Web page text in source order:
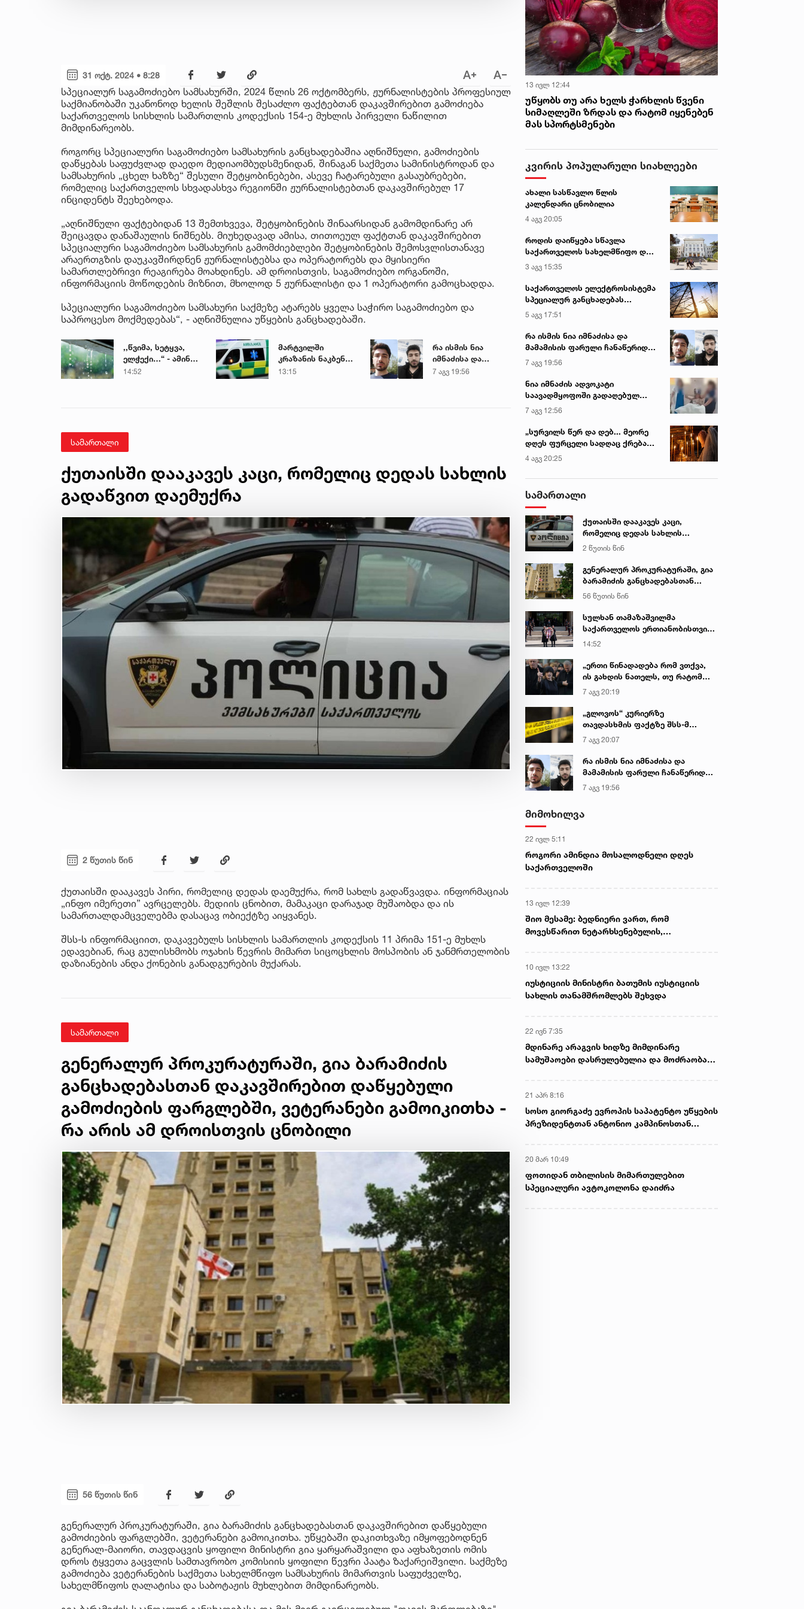
31 ოქტ. 2024 • 8:28
სპეციალურ საგამოძიებო სამსახურში, 2024 წლის 26 ოქტომბერს, ჟურნალისტების პროფესიულ
საქმიანობაში უკანონოდ ხელის შეშლის შესაძლო ფაქტებთან დაკავშირებით გამოძიება
საქართველოს სისხლის სამართლის კოდექსის 154-ე მუხლის პირველი ნაწილით
მიმდინარეობს.
როგორც სპეციალური საგამოძიებო სამსახურის განცხადებაშია აღნიშნული, გამოძიების
დაწყებას საფუძვლად დაედო მედიაომბუდსმენიდან, შინაგან საქმეთა სამინისტროდან და
სამსახურის „ცხელ ხაზზე“ შესული შეტყობინებები, ასევე ჩატარებული გასაუბრებები,
რომელიც საქართველოს სხვადასხვა რეგიონში ჟურნალისტებთან დაკავშირებულ 17
ინციდენტს შეეხებოდა.
„აღნიშნული ფაქტებიდან 13 შემთხვევა, შეტყობინების შინაარსიდან გამომდინარე არ
შეიცავდა დანაშაულის ნიშნებს. მიუხედავად ამისა, თითოეულ ფაქტთან დაკავშირებით
სპეციალური საგამოძიებო სამსახურის გამომძიებლები შეტყობინების შემოსვლისთანავე
არაერთგზის დაუკავშირდნენ ჟურნალისტებსა და ოპერატორებს და მყისიერი
სამართლებრივი რეაგირება მოახდინეს. ამ დროისთვის, საგამოძიებო ორგანოში,
ინფორმაციის მოწოდების მიზნით, მხოლოდ 5 ჟურნალისტი და 1 ოპერატორი გამოცხადდა.
სპეციალური საგამოძიებო სამსახური საქმეზე ატარებს ყველა საჭირო საგამოძიებო და
საპროცესო მოქმედებას“, - აღნიშნულია უწყების განცხადებაში.
,,წვიმა, სეტყვა,
ელჭექი…“ - ამინდი
უარესდება
14:52
მარტვილში
კრაზანის ნაკბენით
მძიმე
13:15
რა ისმის ნია
იმნაძისა და
მამამისის ფარული
7 აგვ 19:56
სამართალი
ქუთაისში დააკავეს კაცი, რომელიც დედას სახლის
გადაწვით დაემუქრა
2 წუთის წინ
ქუთაისში დააკავეს პირი, რომელიც დედას დაემუქრა, რომ სახლს გადაწვავდა. ინფორმაციას
„ინფო იმერეთი” ავრცელებს. მედიის ცნობით, მამაკაცი დარაჯად მუშაობდა და ის
სამართალდამცველებმა დასაცავ ობიექტზე აიყვანეს.
შსს-ს ინფორმაციით, დაკავებულს სისხლის სამართლის კოდექსის 11 პრიმა 151-ე მუხლს
ედავებიან, რაც გულისხმობს ოჯახის წევრის მიმართ სიცოცხლის მოსპობის ან ჯანმრთელობის
დაზიანების ანდა ქონების განადგურების მუქარას.
სამართალი
გენერალურ პროკურატურაში, გია ბარამიძის
განცხადებასთან დაკავშირებით დაწყებული
გამოძიების ფარგლებში, ვეტერანები გამოიკითხა -
რა არის ამ დროისთვის ცნობილი
56 წუთის წინ
გენერალურ პროკურატურაში, გია ბარამიძის განცხადებასთან დაკავშირებით დაწყებული
გამოძიების ფარგლებში, ვეტერანები გამოიკითხა. უწყებაში დაკითხვაზე იმყოფებოდნენ
გენერალ-მაიორი, თავდაცვის ყოფილი მინისტრი გია ყარყარაშვილი და აფხაზეთის ომის
დროს ტყვეთა გაცვლის სამთავრობო კომისიის ყოფილი წევრი პაატა ზაქარეიშვილი. საქმეზე
გამოძიება ვეტერანების საქმეთა სახელმწიფო სამსახურის მიმართვის საფუძველზე,
სახელმწიფოს ღალატისა და საბოტაჟის მუხლებით მიმდინარეობს.
13 ივლ 12:44
უწყობს თუ არა ხელს ჭარხლის წვენი
სიმაღლეში ზრდას და რატომ იყენებენ
მას სპორტსმენები
კვირის პოპულარული სიახლეები
ახალი სასწავლო წლის
კალენდარი ცნობილია
4 აგვ 20:05
როდის დაიწყება სწავლა
საქართველოს სახელმწიფო და
კერძო უნივერსიტეტებში
3 აგვ 15:35
საქართველოს ელექტროსისტემა
სპეციალურ განცხადებას
ავრცელებს
5 აგვ 17:51
რა ისმის ნია იმნაძისა და
მამამისის ფარული ჩანაწერიდან
- გიგა ავალიანის მკვლელობის
საქმე
7 აგვ 19:56
ნია იმნაძის ადვოკატი
საავადმყოფოში გადაღებულ
კადრებს ავრცელებს
7 აგვ 12:56
„სურვილს წერ და დებ... მეორე
დღეს ფურცელი სადღაც ქრება
და სურვილი სრულდება...“ -
სასწაულმოქმედი ტაძარი შიდა
ქართლში
4 აგვ 20:25
სამართალი
ქუთაისში დააკავეს კაცი,
რომელიც დედას სახლის
გადაწვით დაემუქრა
2 წუთის წინ
გენერალურ პროკურატურაში, გია
ბარამიძის განცხადებასთან
დაკავშირებით დაწყებული
გამოძიების ფარგლებში,
ვეტერანები გამოიკითხა - რა
არის ამ დროისთვის ცნობილი
56 წუთის წინ
სულხან თამაზაშვილმა
საქართველოს ერთიანობისთვის
დაღუპული პოლიციელების
14:52
„ერთი წინადადება რომ ვთქვა,
ის გახდის ნათელს, თუ რატომ
იყო ნია იმნაძე წამქეზებელი...“ -
გიგა ავალიანის დედა
7 აგვ 20:19
„გლოვოს“ კურიერზე
თავდასხმის ფაქტზე შსს-მ
გამოძიება დაიწყო
7 აგვ 20:07
რა ისმის ნია იმნაძისა და
მამამისის ფარული ჩანაწერიდან
- გიგა ავალიანის მკვლელობის
საქმე
7 აგვ 19:56
მიმოხილვა
22 ივლ 5:11
როგორი ამინდია მოსალოდნელი დღეს
საქართველოში
13 ივლ 12:39
შიო მესამე: ბედნიერი ვართ, რომ
მოვესწარით ნეტარხსენებულის,
10 ივლ 13:22
იუსტიციის მინისტრი ბათუმის იუსტიციის
სახლის თანამშრომლებს შეხვდა
22 ივნ 7:35
მდინარე არაგვის ხიდზე მიმდინარე
სამუშაოები დასრულებულია და მოძრაობა
21 აპრ 8:16
სოსო გიორგაძე ევროპის საპატენტო უწყების
პრეზიდენტთან ანტონიო კამპინოსთან
20 მარ 10:49
ფოთიდან თბილისის მიმართულებით
სპეციალური ავტოკოლონა დაიძრა